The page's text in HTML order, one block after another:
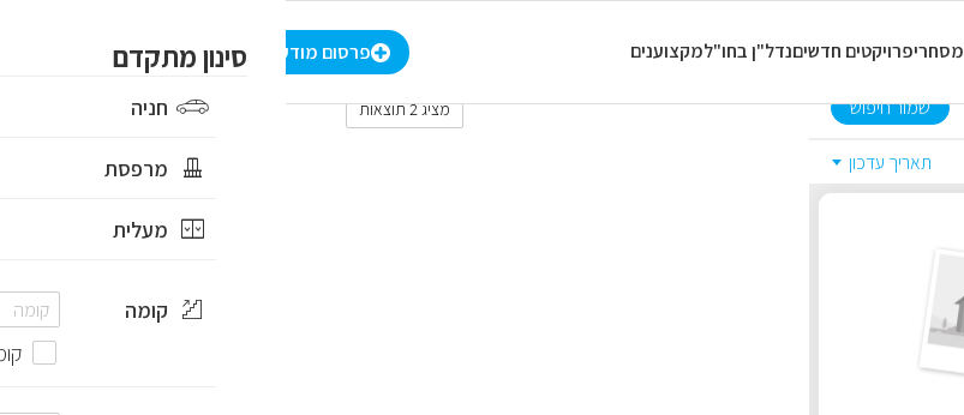
מסחריפרויקטים חדשיםנדל"ן בחו"למקצוענים הרשמה/התחברות פרסום מודעה
כל החדרים -
שמור חיפוש
תאריך עדכון
סינון מתקדם
חניה
מרפסת
מעלית
קומה
מציג 2 תוצאות